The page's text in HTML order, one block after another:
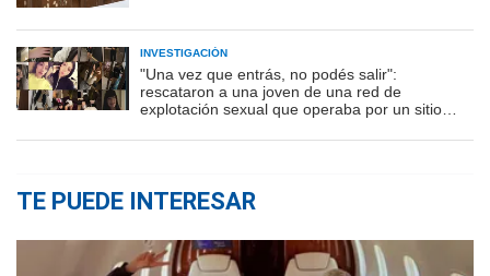
INVESTIGACIÓN
"Una vez que entrás, no podés salir":
rescataron a una joven de una red de
explotación sexual que operaba por un sitio
TE PUEDE INTERESAR